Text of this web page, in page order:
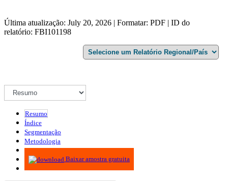
Última atualização: July 20, 2026 | Formatar: PDF | ID do
relatório: FBI101198
Resumo
Índice
Segmentação
Metodologia
Infográficos
Baixar amostra gratuita